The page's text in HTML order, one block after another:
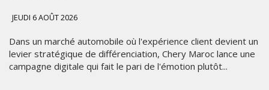
JEUDI 6 AOÛT 2026
Dans un marché automobile où l'expérience client devient un
levier stratégique de différenciation, Chery Maroc lance une
campagne digitale qui fait le pari de l'émotion plutôt...